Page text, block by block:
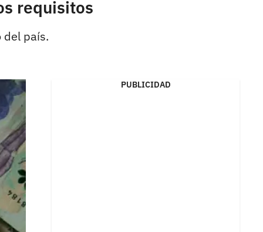
requisitos
del país.
PUBLICIDAD